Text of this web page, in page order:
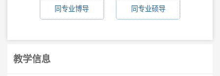
同专业博导 同专业硕导
教学信息